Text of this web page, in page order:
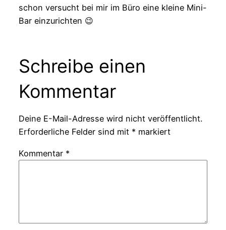
schon versucht bei mir im Büro eine kleine Mini-
Bar einzurichten 😉
Schreibe einen
Kommentar
Deine E-Mail-Adresse wird nicht veröffentlicht.
Erforderliche Felder sind mit * markiert
Kommentar *